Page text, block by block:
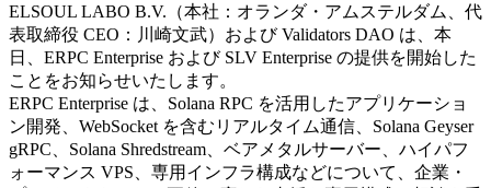
ELSOUL LABO B.V.（本社：オランダ・アムステルダム、代
表取締役 CEO：川崎文武）および Validators DAO は、本
日、ERPC Enterprise および SLV Enterprise の提供を開始した
ことをお知らせいたします。
ERPC Enterprise は、Solana RPC を活用したアプリケーショ
ン開発、WebSocket を含むリアルタイム通信、Solana Geyser
gRPC、Solana Shredstream、ベアメタルサーバー、ハイパフ
ォーマンス VPS、専用インフラ構成などについて、企業・